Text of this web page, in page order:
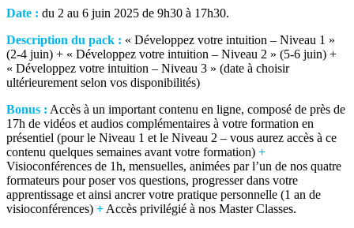
Date : du 2 au 6 juin 2025 de 9h30 à 17h30.
Description du pack : « Développez votre intuition – Niveau 1 »
(2-4 juin) + « Développez votre intuition – Niveau 2 » (5-6 juin) +
« Développez votre intuition – Niveau 3 » (date à choisir
ultérieurement selon vos disponibilités)
Bonus : Accès à un important contenu en ligne, composé de près de
17h de vidéos et audios complémentaires à votre formation en
présentiel (pour le Niveau 1 et le Niveau 2 – vous aurez accès à ce
contenu quelques semaines avant votre formation) +
Visioconférences de 1h, mensuelles, animées par l’un de nos quatre
formateurs pour poser vos questions, progresser dans votre
apprentissage et ainsi ancrer votre pratique personnelle (1 an de
visioconférences) + Accès privilégié à nos Master Classes.